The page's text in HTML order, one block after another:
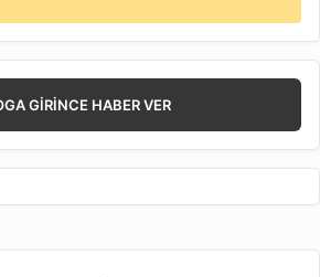
GIRINCE HABER VER